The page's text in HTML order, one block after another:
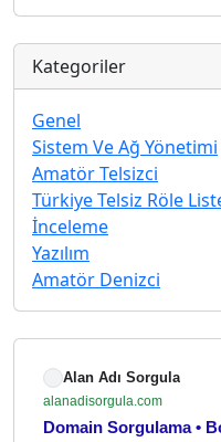
Kategoriler
Genel
Sistem Ve Ağ Yönetimi
Amatör Telsizci
Türkiye Telsiz Röle
İnceleme
Yazılım
Amatör Denizci
Alan Adı Sorgula
alanadisorgula.com
Domain Sorgulama •